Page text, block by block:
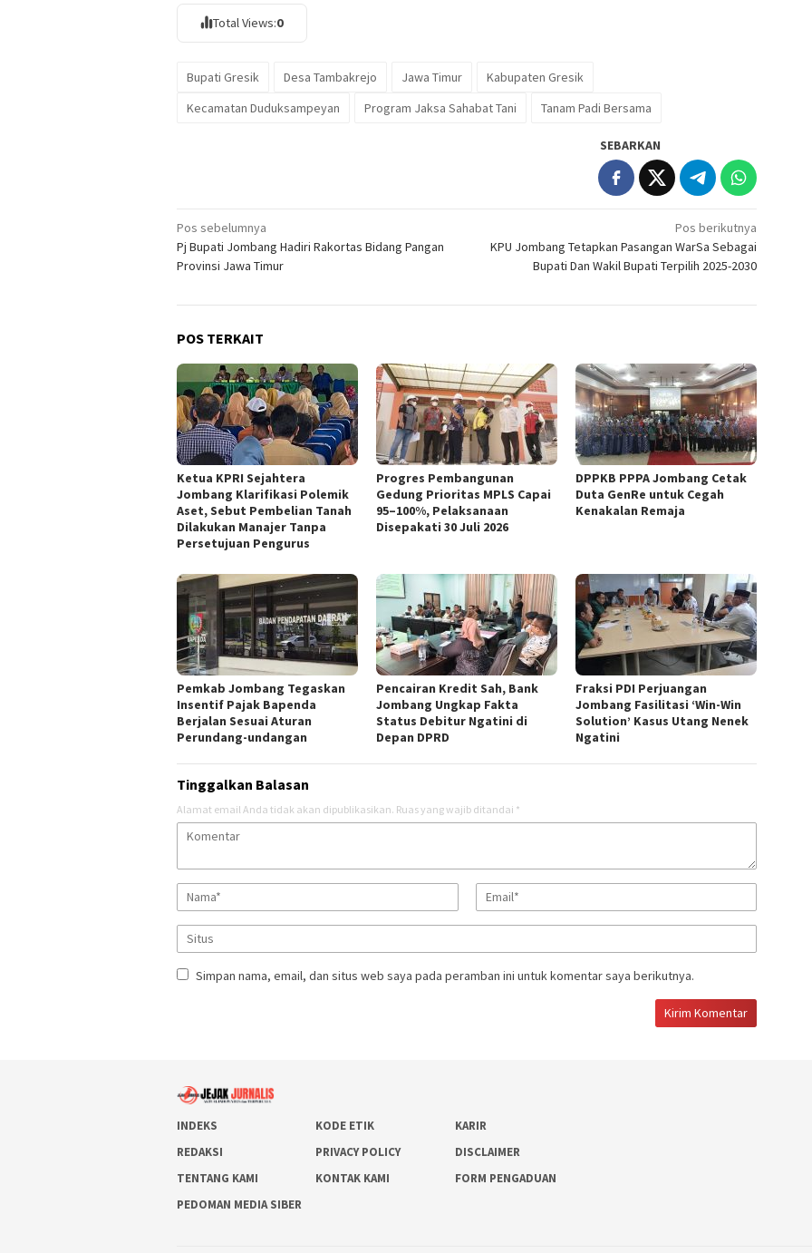
Total Views:0
Bupati Gresik Desa Tambakrejo Jawa Timur
Kabupaten Gresik
Kecamatan Duduksampeyan
Program Jaksa Sahabat Tani Tanam Padi Bersama
SEBARKAN
Navigasi
pos
Pos sebelumnya
Pj Bupati Jombang Hadiri Rakortas Bidang Pangan
Provinsi Jawa Timur
Pos berikutnya
KPU Jombang Tetapkan Pasangan WarSa Sebagai
Bupati Dan Wakil Bupati Terpilih 2025-2030
POS TERKAIT
Ketua KPRI Sejahtera
Jombang Klarifikasi Polemik
Aset, Sebut Pembelian Tanah
Dilakukan Manajer Tanpa
Persetujuan Pengurus
Progres Pembangunan
Gedung Prioritas MPLS Capai
95–100%, Pelaksanaan
Disepakati 30 Juli 2026
DPPKB PPPA Jombang Cetak
Duta GenRe untuk Cegah
Kenakalan Remaja
Pemkab Jombang Tegaskan
Insentif Pajak Bapenda
Berjalan Sesuai Aturan
Perundang-undangan
Pencairan Kredit Sah, Bank
Jombang Ungkap Fakta
Status Debitur Ngatini di
Depan DPRD
Fraksi PDI Perjuangan
Jombang Fasilitasi ‘Win-Win
Solution’ Kasus Utang Nenek
Ngatini
Tinggalkan Balasan
Alamat email Anda tidak akan dipublikasikan. Ruas yang wajib ditandai *
Simpan nama, email, dan situs web saya pada peramban ini untuk komentar saya berikutnya.
INDEKS KODE ETIK
KARIR
REDAKSI
PRIVACY POLICY
DISCLAIMER
TENTANG KAMI
KONTAK KAMI
FORM PENGADUAN
PEDOMAN MEDIA SIBER